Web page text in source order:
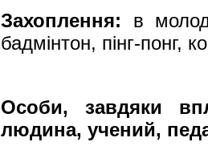
Захоплення: в
бадмінтон, пінг-понг,
Особи, завдяки
людина, учений,